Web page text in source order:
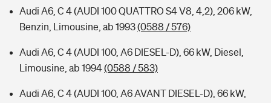
Audi A6, C 4 (AUDI 100 QUATTRO S4 V8, 4,2), 206 kW,
Benzin, Limousine, ab 1993(0588 / 576)
Audi A6, C 4 (AUDI 100, A6 DIESEL-D), 66 kW, Diesel,
Limousine, ab 1994(0588 / 583)
Audi A6, C 4 (AUDI 100, A6 AVANT DIESEL-D), 66 kW,